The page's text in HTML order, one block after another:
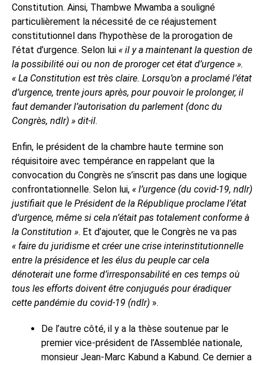
Constitution. Ainsi, Thambwe Mwamba a souligné
particulièrement la nécessité de ce réajustement
constitutionnel dans l’hypothèse de la prorogation de
l’état d’urgence. Selon lui « il y a maintenant la question de
la possibilité oui ou non de proroger cet état d’urgence ».
« La Constitution est très claire. Lorsqu’on a proclamé l’état
d’urgence, trente jours après, pour pouvoir le prolonger, il
faut demander l’autorisation du parlement (donc du
Congrès, ndlr) » dit-il.
Enfin, le président de la chambre haute termine son
réquisitoire avec tempérance en rappelant que la
convocation du Congrès ne s’inscrit pas dans une logique
confrontationnelle. Selon lui, « l’urgence (du covid-19, ndlr)
justifiait que le Président de la République proclame l’état
d’urgence, même si cela n’était pas totalement conforme à
la Constitution ». Et d’ajouter, que le Congrès ne va pas
« faire du juridisme et créer une crise interinstitutionnelle
entre la présidence et les élus du peuple car cela
dénoterait une forme d’irresponsabilité en ces temps où
tous les efforts doivent être conjugués pour éradiquer
cette pandémie du covid-19 (ndlr) ».
De l’autre côté, il y a la thèse soutenue par le
premier vice-président de l’Assemblée nationale,
monsieur Jean-Marc Kabund a Kabund. Ce dernier a